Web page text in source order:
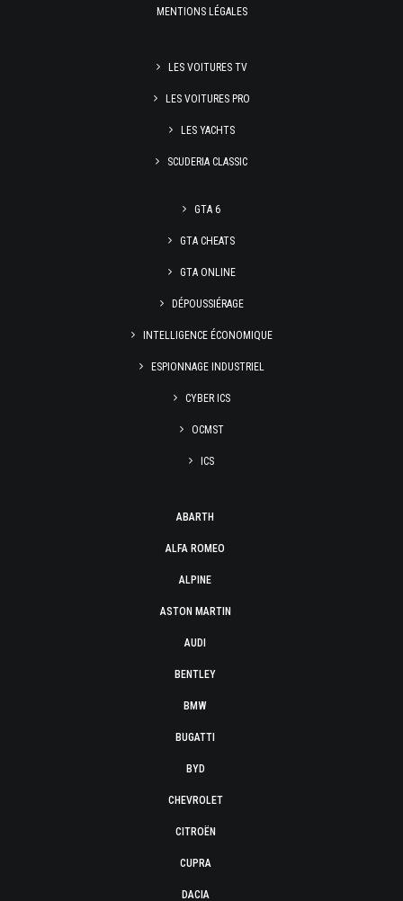
MENTIONS LÉGALES
LES VOITURES TV
LES VOITURES PRO
LES YACHTS
SCUDERIA CLASSIC
GTA 6
GTA CHEATS
GTA ONLINE
DÉPOUSSIÉRAGE
INTELLIGENCE ÉCONOMIQUE
ESPIONNAGE INDUSTRIEL
CYBER ICS
OCMST
ICS
ABARTH
ALFA ROMEO
ALPINE
ASTON MARTIN
AUDI
BENTLEY
BMW
BUGATTI
BYD
CHEVROLET
CITROËN
CUPRA
DACIA